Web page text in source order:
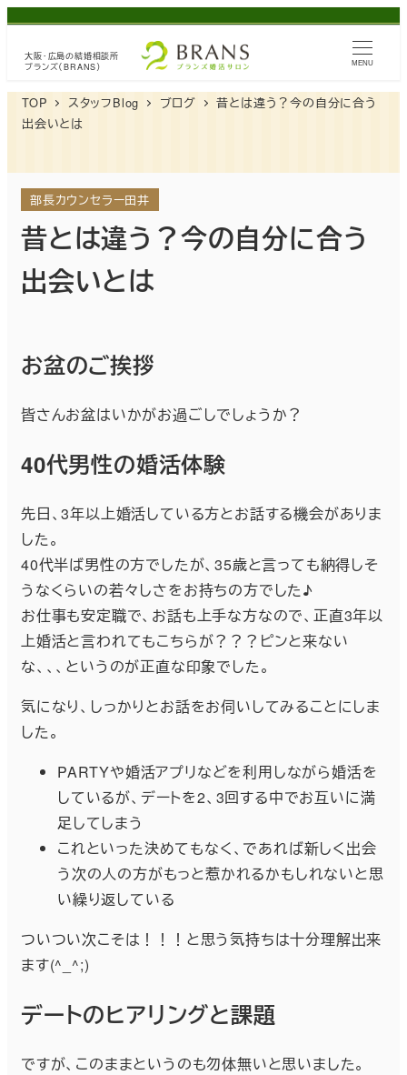
メ
コ
ン
大阪・広島の結婚相談所
ブランズ（BRANS）
MENU
TOP スタッフBlog ブログ
昔とは違う？今の自分に合う
出会いとは
部長カウンセラー田井
昔とは違う？今の自分に合う
出会いとは
お盆のご挨拶
皆さんお盆はいかがお過ごしでしょうか？
40代男性の婚活体験
先日、3年以上婚活している方とお話する機会がありま
した。
40代半ば男性の方でしたが、35歳と言っても納得しそ
うなくらいの若々しさをお持ちの方でした♪
お仕事も安定職で、お話も上手な方なので、正直3年以
上婚活と言われてもこちらが？？？ピンと来ない
な、、、というのが正直な印象でした。
気になり、しっかりとお話をお伺いしてみることにしま
した。
PARTYや婚活アプリなどを利用しながら婚活を
しているが、デートを2、3回する中でお互いに満
足してしまう
これといった決めてもなく、であれば新しく出会
う次の人の方がもっと惹かれるかもしれないと思
い繰り返している
ついつい次こそは！！！と思う気持ちは十分理解出来
ます(^_^;)
デートのヒアリングと課題
ですが、このままというのも勿体無いと思いました。